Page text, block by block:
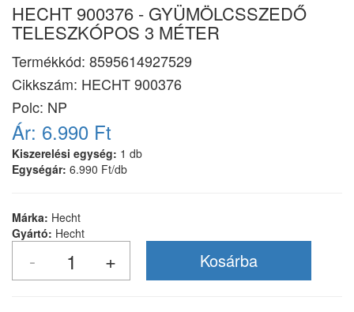
HECHT 900376 - GYÜMÖLCSSZEDŐ
TELESZKÓPOS 3 MÉTER
Termékkód: 8595614927529
Cikkszám: HECHT 900376
Polc: NP
Ár: 6.990 Ft
Kiszerelési egység: 1 db
Egységár: 6.990 Ft/db
Márka: Hecht
Gyártó: Hecht